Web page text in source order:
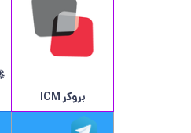
بروکر ICM